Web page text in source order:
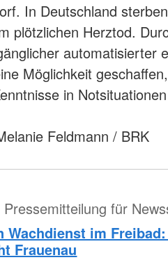
In Deutschland
plötzlichen Herztod.
automatisierter
Möglichkeit
in
Feldmann / BRK
Pressemitteilung für
Wachdienst im
Frauenau